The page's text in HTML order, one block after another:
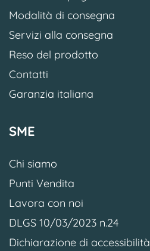
Modalità di consegna
Servizi alla consegna
Reso del prodotto
Contatti
Garanzia italiana
SME
Chi siamo
Punti Vendita
Lavora con noi
DLGS 10/03/2023 n.24
Dichiarazione di accessibilità